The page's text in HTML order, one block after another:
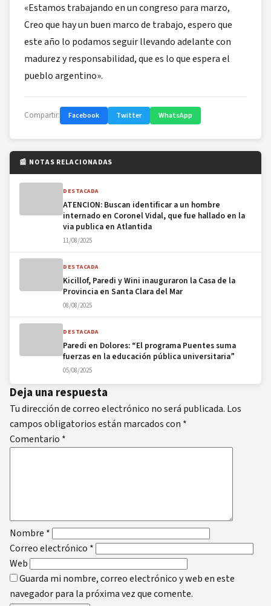
«Estamos trabajando en un congreso para marzo,
Creo que hay un buen marco de trabajo, espero que
este año lo podamos seguir llevando adelante con
madurez y responsabilidad, que es lo que espera el
pueblo argentino».
Compartir: Facebook Twitter WhatsApp
📰 NOTAS RELACIONADAS
DESTACADA
ATENCION: Buscan identificar a un hombre
internado en Coronel Vidal, que fue hallado en la
via publica en Atlantida
11/08/2025
DESTACADA
Kicillof, Paredi y Wini inauguraron la Casa de la
Provincia en Santa Clara del Mar
08/08/2025
DESTACADA
Paredi en Dolores: “El programa Puentes suma
fuerzas en la educación pública universitaria”
05/08/2025
Deja una respuesta
Tu dirección de correo electrónico no será publicada. Los
campos obligatorios están marcados con *
Comentario *
Nombre *
Correo electrónico *
Web
Guarda mi nombre, correo electrónico y web en este
navegador para la próxima vez que comente.